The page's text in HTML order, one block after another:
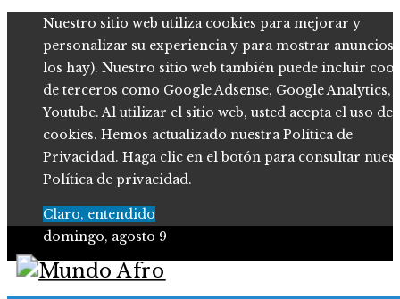
Nuestro sitio web utiliza cookies para mejorar y
personalizar su experiencia y para mostrar anuncios
los hay). Nuestro sitio web también puede incluir
de terceros como Google Adsense, Google Analytics,
Youtube. Al utilizar el sitio web, usted acepta el uso de
cookies. Hemos actualizado nuestra Política de
Privacidad. Haga clic en el botón para consultar
Política de privacidad.
Claro, entendido
domingo, agosto 9
Ciencia y tecnología